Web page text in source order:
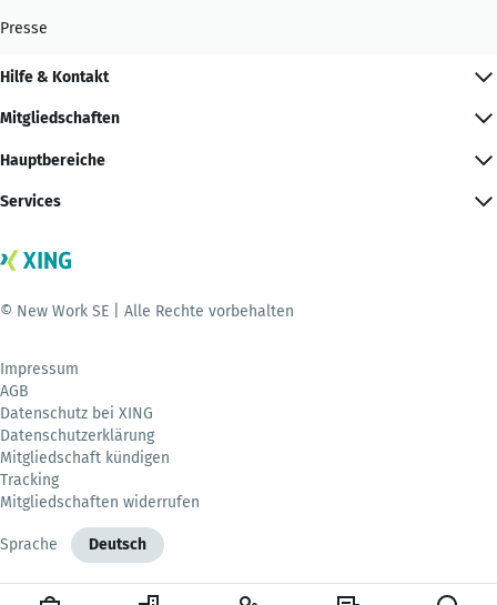
Presse
Hilfe & Kontakt
Mitgliedschaften
Hauptbereiche
Services
© New Work SE | Alle Rechte vorbehalten
Impressum
AGB
Datenschutz bei XING
Datenschutzerklärung
Mitgliedschaft kündigen
Tracking
Mitgliedschaften widerrufen
Sprache Deutsch